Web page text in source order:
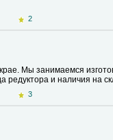
2
Мы занимаемся
редуктора и наличия на
3